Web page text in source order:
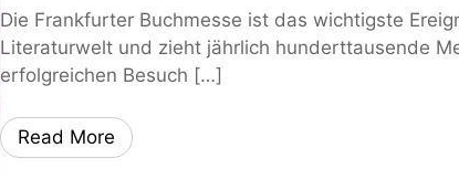
Die Frankfurter Buchmesse ist das wichtigste
Literaturwelt und zieht jährlich hunderttausende
erfolgreichen Besuch […]
Read More